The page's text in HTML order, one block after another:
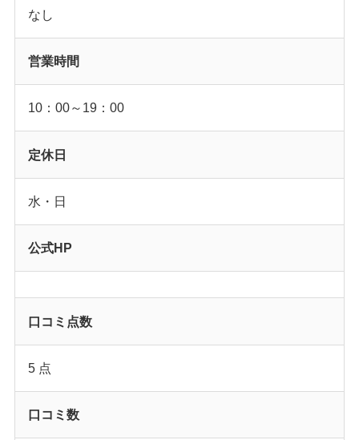
なし
営業時間
10：00～19：00
定休日
水・日
公式HP
口コミ点数
5 点
口コミ数